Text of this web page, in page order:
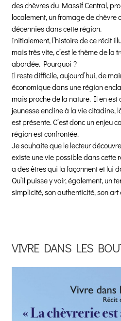
des chèvres du Massif Central,
localement, un fromage de chèvre
décennies dans cette région.
Initialement, l’histoire de ce récit
mais très vite, c’est le thème de la
abordée. Pourquoi ?
Il reste difficile, aujourd’hui, de
économique dans une région
mais proche de la nature. Il en est
jeunesse encline à la vie citadine,
est présente. C’est donc un enjeu
région est confrontée.
Je souhaite que le lecteur
existe une vie possible dans cette
a des êtres qui la façonnent et lui
Qu’il puisse y voir, également, un
simplicité, son authenticité, son art
VIVRE DANS LES